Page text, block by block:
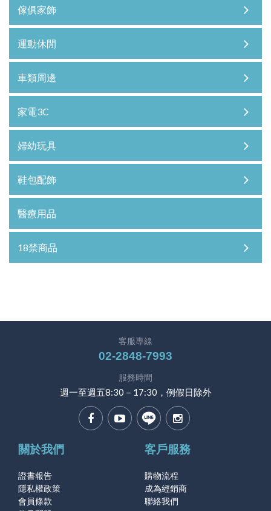
傢俱家飾
運動休閒
車類周邊
家電3C
婦幼玩具
鞋包配飾
醫療用品
18禁商品
客服專線
02-2848-7993
服務時間
週一至週五8:30－17:30，例假日除外
關於我們
證書報告
隱私權政策
會員條款
客戶服務
購物流程
成為經銷商
聯絡我們